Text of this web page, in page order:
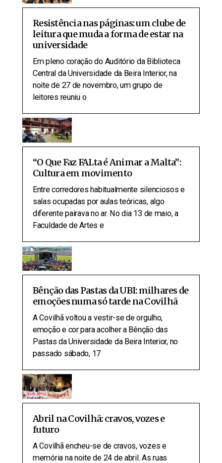
Resistência nas páginas: um clube de
leitura que muda a forma de estar na
universidade
Em pleno coração do Auditório da Biblioteca
Central da Universidade da Beira Interior, na
noite de 27 de novembro, um grupo de
leitores reuniu o
“O Que Faz FALta é Animar a Malta”:
Cultura em movimento
Entre corredores habitualmente silenciosos e
salas ocupadas por aulas teóricas, algo
diferente pairava no ar. No dia 13 de maio, a
Faculdade de Artes e
Bênção das Pastas da UBI: milhares de
emoções numa só tarde na Covilhã
A Covilhã voltou a vestir-se de orgulho,
emoção e cor para acolher a Bênção das
Pastas da Universidade da Beira Interior, no
passado sábado, 17
Abril na Covilhã: cravos, vozes e
futuro
A Covilhã encheu-se de cravos, vozes e
memória na noite de 24 de abril. As ruas